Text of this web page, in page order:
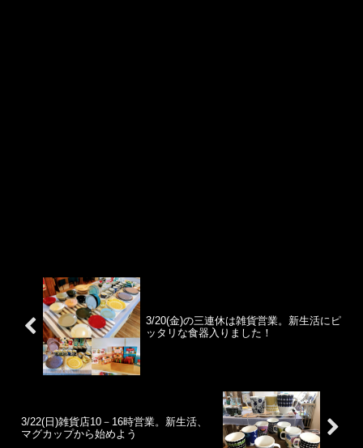
3/20(金)の三連休は雑貨営業。新生活にピ
ッタリな食器入りました！
3/22(日)雑貨店10－16時営業。新生活、
マグカップから始めよう